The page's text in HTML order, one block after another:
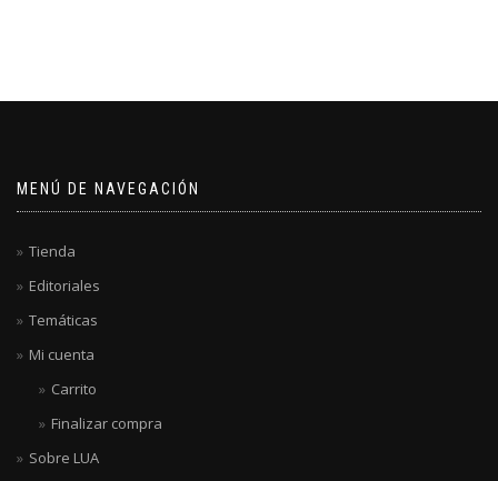
MENÚ DE NAVEGACIÓN
Tienda
Editoriales
Temáticas
Mi cuenta
Carrito
Finalizar compra
Sobre LUA